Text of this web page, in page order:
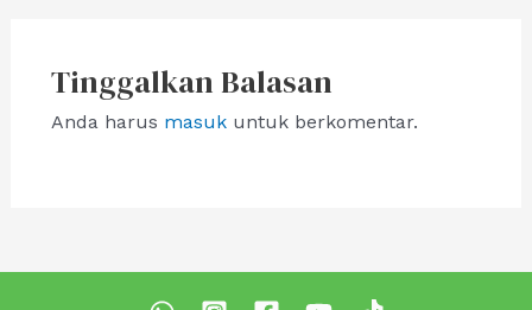
Tinggalkan Balasan
Anda harus masukuntuk berkomentar.